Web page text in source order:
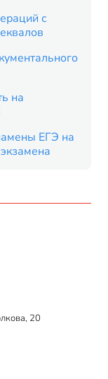
с
на
ЕГЭ на
20